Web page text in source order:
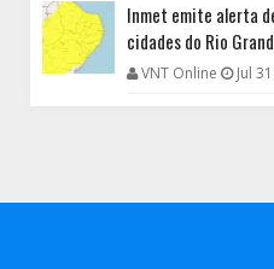
Inmet emite alerta
cidades do Rio
VNT Online Jul